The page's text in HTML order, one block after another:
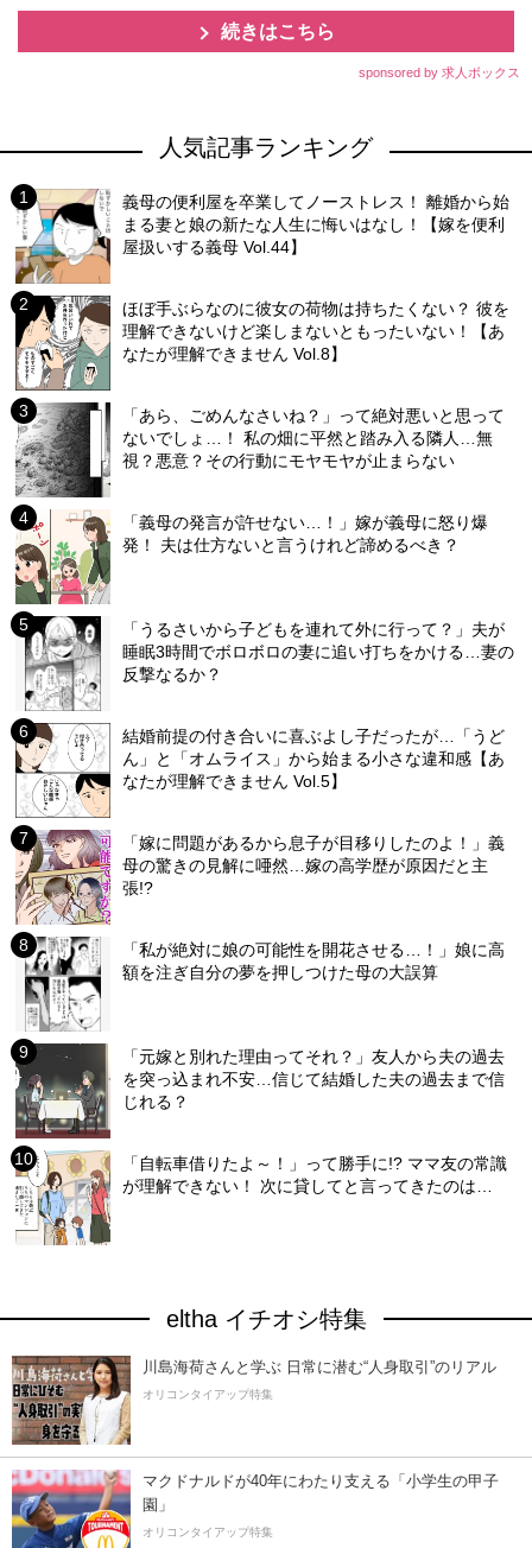
続きはこちら
sponsored by 求人ボックス
人気記事ランキング
義母の便利屋を卒業してノーストレス！ 離婚から始
まる妻と娘の新たな人生に悔いはなし！【嫁を便利
屋扱いする義母 Vol.44】
ほぼ手ぶらなのに彼女の荷物は持ちたくない？ 彼を
理解できないけど楽しまないともったいない！【あ
なたが理解できません Vol.8】
「あら、ごめんなさいね？」って絶対悪いと思って
ないでしょ…！ 私の畑に平然と踏み入る隣人…無
視？悪意？その行動にモヤモヤが止まらない
「義母の発言が許せない…！」嫁が義母に怒り爆
発！ 夫は仕方ないと言うけれど諦めるべき？
「うるさいから子どもを連れて外に行って？」夫が
睡眠3時間でボロボロの妻に追い打ちをかける…妻の
反撃なるか？
結婚前提の付き合いに喜ぶよし子だったが…「うど
ん」と「オムライス」から始まる小さな違和感【あ
なたが理解できません Vol.5】
「嫁に問題があるから息子が目移りしたのよ！」義
母の驚きの見解に唖然…嫁の高学歴が原因だと主
張!?
「私が絶対に娘の可能性を開花させる…！」娘に高
額を注ぎ自分の夢を押しつけた母の大誤算
「元嫁と別れた理由ってそれ？」友人から夫の過去
を突っ込まれ不安…信じて結婚した夫の過去まで信
じれる？
「自転車借りたよ～！」って勝手に!? ママ友の常識
が理解できない！ 次に貸してと言ってきたのは…
eltha イチオシ特集
川島海荷さんと学ぶ 日常に潜む“人身取引”のリアル
オリコンタイアップ特集
マクドナルドが40年にわたり支える「小学生の甲子
園」
オリコンタイアップ特集